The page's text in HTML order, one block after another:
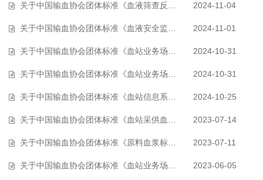
关于中国输血协会团体标准《血液筛查反应性献血者归队指南》征求意见的通知… 2024-11-04
关于中国输血协会团体标准《血液安全监测指南》征求意见的通知 2024-11-01
关于中国输血协会团体标准《血站业务场所建设指南 第2部分：成分制备》征求… 2024-10-31
关于中国输血协会团体标准《血站业务场所建设指南第1部分:单采》征求意见的… 2024-10-31
关于中国输血协会团体标准《血站信息系统确认指南》征求意见的通知 2024-10-25
关于中国输血协会团体标准《血站采供血过程质量监测指标 第2部分：成分制备… 2023-07-14
关于中国输血协会团体标准《原料血浆标签要求与标识代码》征求意见的通知… 2023-07-11
关于中国输血协会团体标准《血站业务场所建设指南第3部分：献血屋》征求意… 2023-06-05